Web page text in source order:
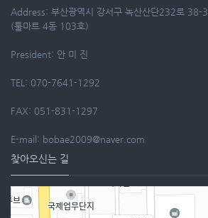
Address: 부산광역시 강서구 녹산산단232로 38-3
(툴마트 4동 103호)
President: 안 미 진
TEL: 070-7641-1292
FAX: 051-831-1297
E-mail: bobae2009@naver.com
찾아오신는 길